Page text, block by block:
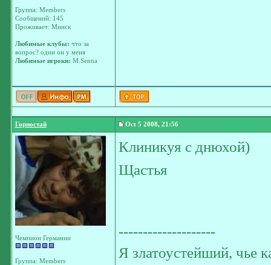
Группа: Members
Сообщений: 145
Проживает: Минск
Любимые клубы: что за
вопрос? один он у меня
Любимые игроки: M.Senna
Горностай Oct 5 2008, 21:56
Чемпион Германии
Группа: Members
Клиникуя с днюхой)
Щастья
--------------------
Я златоустейший, чье